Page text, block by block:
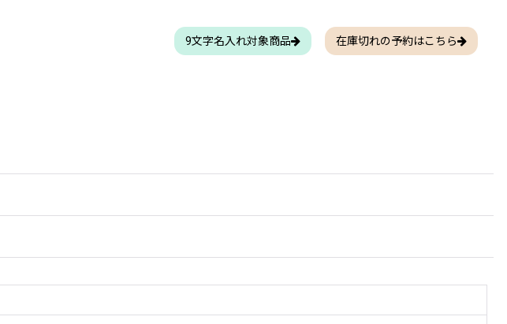
9文字名入れ対象商品 在庫切れの予約はこちら